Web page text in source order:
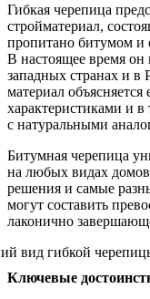
Гибкая черепица
стройматериал,
пропитано битумом и
В настоящее время
западных странах и в
материал
характеристиками и
с натуральными
Битумная черепица
на любых видах
решения и самые
могут составить
лаконично
Ключевые